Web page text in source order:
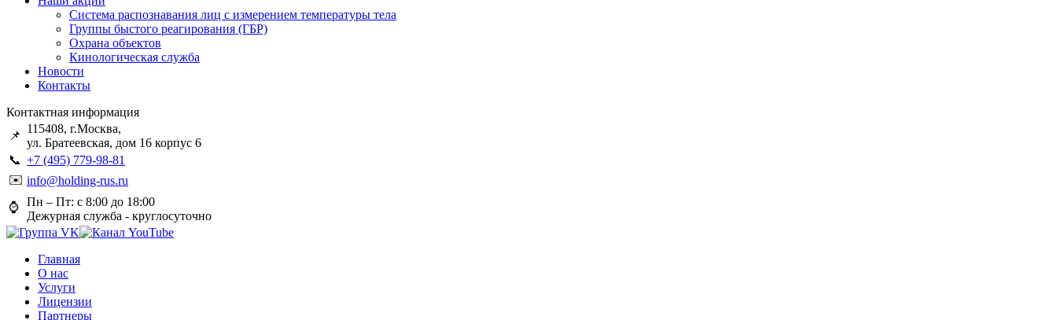
Система распознавания лиц с измерением температуры тела
Группы быстого реагирования (ГБР)
Охрана объектов
Кинологическая служба
Новости
Контакты
Контактная информация
📌
115408, г.Москва,
ул. Братеевская, дом 16 корпус 6
📞 +7 (495) 779-98-81
✉️ info@holding-rus.ru
⌚️ Пн – Пт: с 8:00 до 18:00
Дежурная служба - круглосуточно
Главная
О нас
Услуги
Лицензии
Партнеры